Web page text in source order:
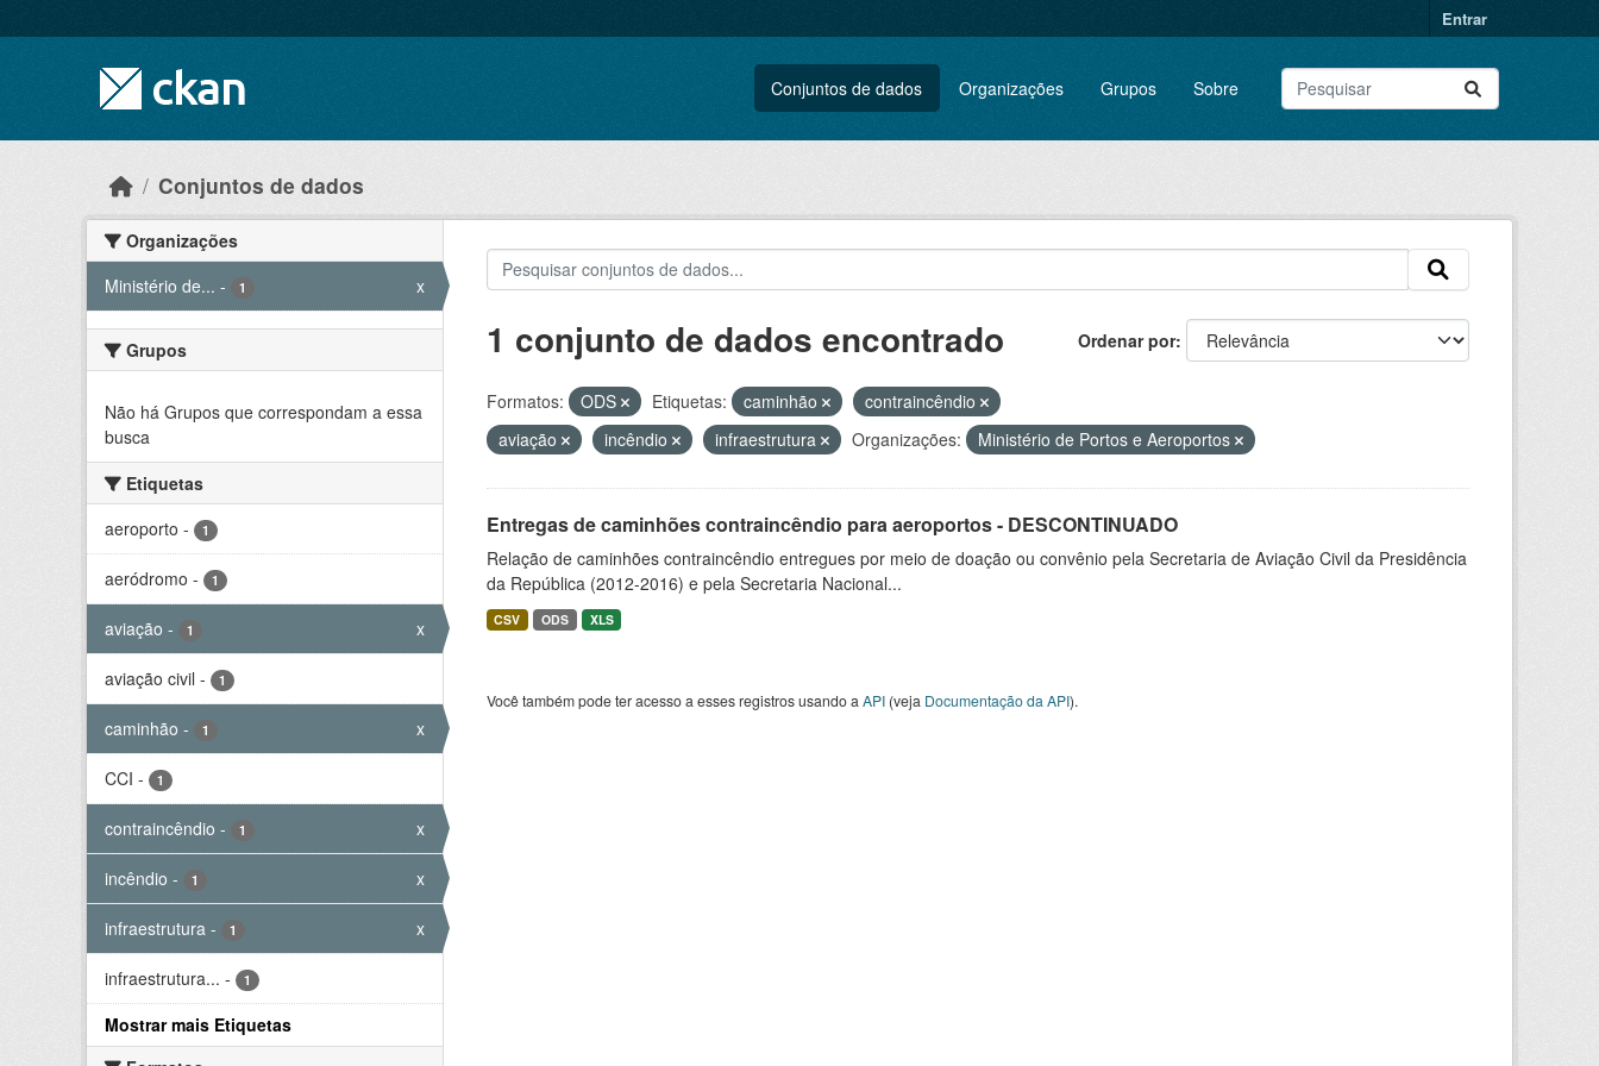
Entrar
Conjuntos de dados Organizações Grupos Sobre
Conjuntos de dados
Organizações
Ministério de... - 1 x
Grupos
Não há Grupos que correspondam a essa
busca
Etiquetas
aeroporto - 1
aeródromo - 1
aviação - 1 x
aviação civil - 1
caminhão - 1 x
CCI - 1
contraincêndio - 1 x
incêndio - 1 x
infraestrutura - 1 x
infraestrutura... - 1
Mostrar mais Etiquetas
Ordenar por
1 conjunto de dados encontrado
Formatos: ODS Etiquetas: caminhão
contraincêndio
aviação
incêndio infraestrutura Organizações: Ministério de Portos e Aeroportos
Entregas de caminhões contraincêndio para aeroportos - DESCONTINUADO
Relação de caminhões contraincêndio entregues por meio de doação ou convênio pela Secretaria de Aviação Civil da Presidência
da República (2012-2016) e pela Secretaria Nacional...
CSV ODS XLS
Você também pode ter acesso a esses registros usando a API(veja Documentação da API).